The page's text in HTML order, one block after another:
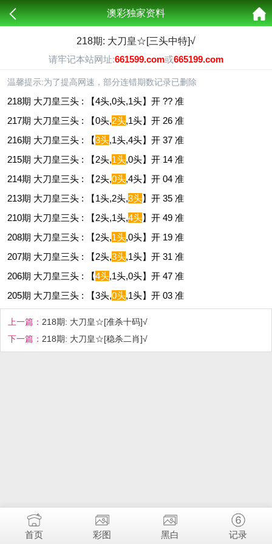
澳彩独家资料
218期: 大刀皇☆[三头中特]√
请牢记本站网址:661599.com或665199.com
温馨提示:为了提高网速，部分连错期数记录已删除
218期 大刀皇三头 : 【4头,0头,1头】开 ?? 准
217期 大刀皇三头 : 【0头,2头,1头】开 26 准
216期 大刀皇三头 : 【3头,1头,4头】开 37 准
215期 大刀皇三头 : 【2头,1头,0头】开 14 准
214期 大刀皇三头 : 【2头,0头,4头】开 04 准
213期 大刀皇三头 : 【1头,2头,3头】开 35 准
210期 大刀皇三头 : 【2头,1头,4头】开 49 准
208期 大刀皇三头 : 【2头,1头,0头】开 19 准
207期 大刀皇三头 : 【2头,3头,1头】开 31 准
206期 大刀皇三头 : 【4头,1头,0头】开 47 准
205期 大刀皇三头 : 【3头,0头,1头】开 03 准
上一篇： 218期: 大刀皇☆[准杀十码]√
下一篇： 218期: 大刀皇☆[稳杀二肖]√
首页 彩图 黑白 记录